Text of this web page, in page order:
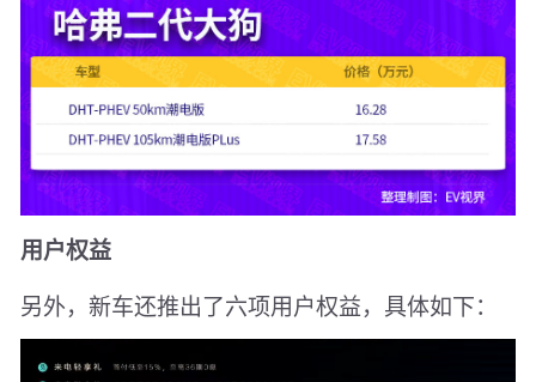
用户权益
另外，新车还推出了六项用户权益，具体如下：